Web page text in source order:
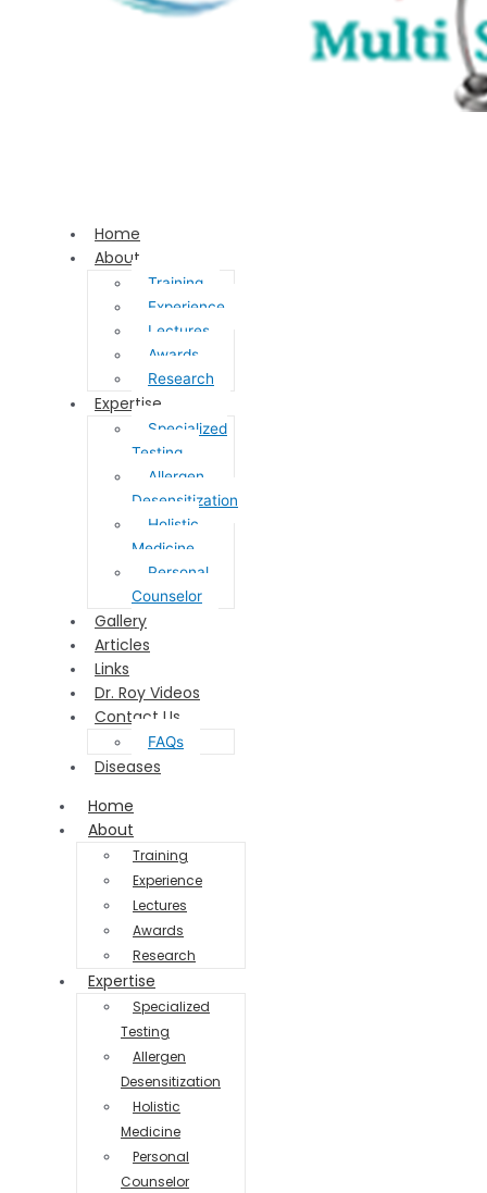
Home
About
Training
Experience
Lectures
Awards
Research
Expertise
Specialized
Testing
Allergen
Desensitization
Holistic
Medicine
Personal
Counselor
Gallery
Articles
Links
Dr. Roy Videos
Contact Us
FAQs
Diseases
Home
About
Training
Experience
Lectures
Awards
Research
Expertise
Specialized
Testing
Allergen
Desensitization
Holistic
Medicine
Personal
Counselor